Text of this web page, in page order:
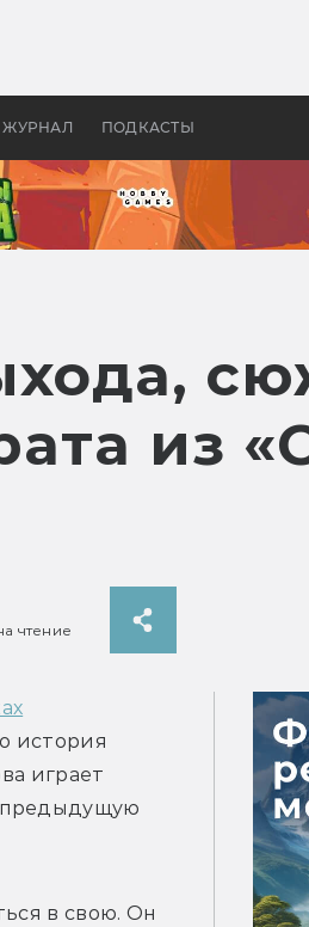
ЖУРНАЛ ПОДКАСТЫ
Грецией
из
чтение
история
играет
в свою. Он